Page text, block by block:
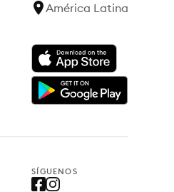
América Latina
SÍGUENOS